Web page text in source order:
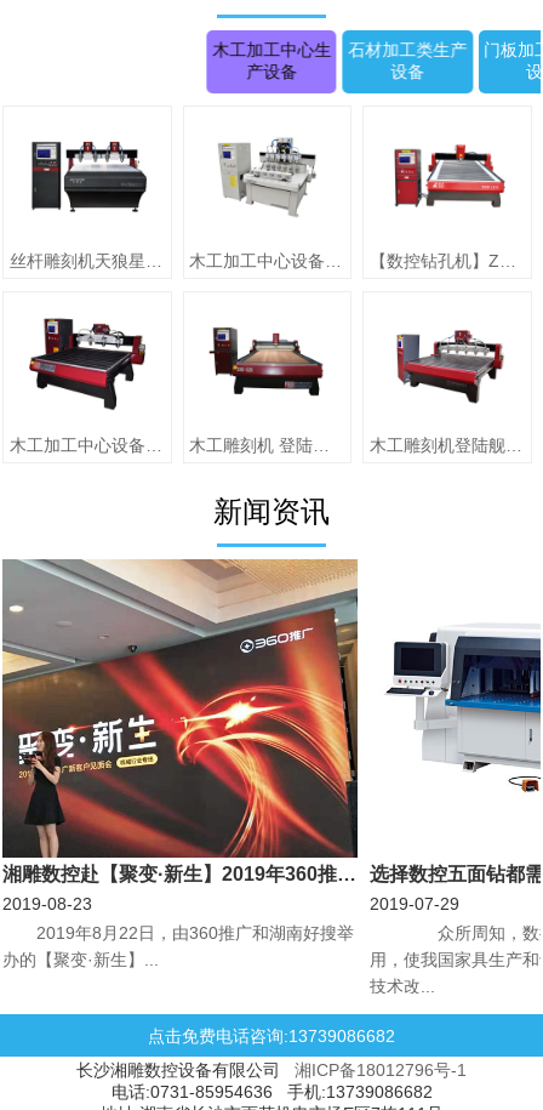
木工加工中心生
产设备
石材加工类生产
设备
门板加
木工雕刻机登陆舰系列 ZMD-1618A
新闻资讯
湘雕数控赴【聚变·新生】2019年360推广新客户见面会机械行业专场会议
2019-08-23
​2019年8月22日，由360推广和湖南好搜举
办的【聚变·新生】...
选择数控五面钻都
2019-07-29
众所周知，数
用，使我国家具生产
技术改...
点击免费电话咨询:13739086682
长沙湘雕数控设备有限公司 湘ICP备18012796号-1
电话:0731-85954636 手机:13739086682